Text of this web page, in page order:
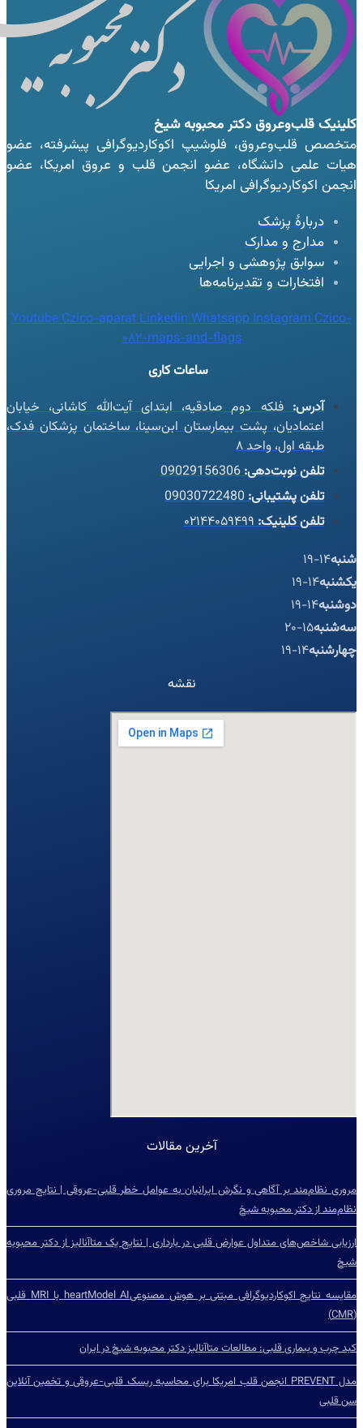
کلینیک قلب‌وعروقدکتر محبوبه شیخ
متخصص قلب‌وعروق، فلوشیپ اکوکاردیوگرافی پیشرفته، عضو
هیات علمی دانشگاه، عضو انجمن قلب و عروق امریکا، عضو
انجمن اکوکاردیوگرافی امریکا
دربارهٔ پزشک
مدارج و مدارک
سوابق پژوهشی و اجرایی
افتخارات و تقدیرنامه‌ها
YoutubeCzico-aparatLinkedinWhatsappInstagramCzico-
082-maps-and-flags
ساعات کاری
آدرس:فلکه دوم صادقیه، ابتدای آیت‌الله کاشانی، خیابان
اعتمادیان، پشت بیمارستان ابن‌سینا، ساختمان پزشکان فدک،
طبقه اول، واحد ۸
تلفن نوبت‌دهی:09029156306
تلفن پشتیبانی:09030722480
تلفن کلینیک:۰۲۱۴۴۰۵۹۴۹۹
شنبه14-19
یکشنبه14-19
دوشنبه14-19
سه‌شنبه15-20
چهارشنبه14-19
نقشه
آخرین مقالات
مروری نظام‌مند بر آگاهی و نگرش ایرانیان به عوامل خطر قلبی-عروقی | نتایج مروری
نظام‌مند از دکتر محبوبه شیخ
ارزیابی شاخص‌‌های متداول عوارض قلبی در بارداری | نتایج یک متاآنالیز از دکتر محبوبه
شیخ
مقایسه نتایج اکوکاردیوگرافی مبتنی بر هوش مصنوعیheartModel AI با MRI قلبی
(CMR)
کبد چرب و بیماری قلبی: مطالعات متاآنالیز دکتر محبوبه شیخ در ایران
مدل PREVENT انجمن قلب امریکا برای محاسبه ریسک قلبی-عروقی و تخمین آنلاین
سن قلبی